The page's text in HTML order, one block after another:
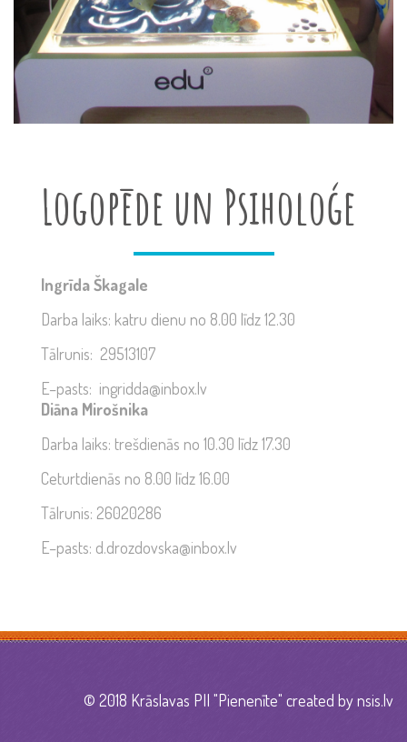
Logopēde un Psiholoģe
Ingrīda Škagale
Darba laiks: katru dienu no 8.00 līdz 12.30
Tālrunis: 29513107
E–pasts: ingridda@inbox.lv
Diāna Mirošnika
Darba laiks: trešdienās no 10.30 līdz 17.30
Ceturtdienās no 8.00 līdz 16.00
Tālrunis: 26020286
E–pasts: d.drozdovska@inbox.lv
© 2018 Krāslavas PII "Pienenīte" created bynsis.lv